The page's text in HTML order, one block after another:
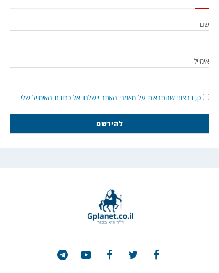
שם
אימייל
כן, ברצוני שהתראות על מאמרי האתר יישלחו אל כתובת האימייל שלי